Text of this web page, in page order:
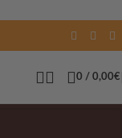
0 / 0,00€